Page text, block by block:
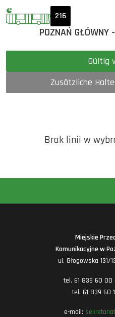
216
POZNAŃ GŁÓWNY
Zusätzliche
Brak linii w
Miejskie
Komunikacyjne w
ul. Głogowska
tel. 61 839 60 00
tel. 61 839 60
e-mail: